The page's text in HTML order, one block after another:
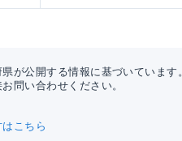
が公開する情報に基づいていま
問い合わせください。
こちら